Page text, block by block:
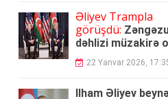
Əliyev Trampla
görüşdü:
dəhlizi müzakirə
22 Yanvar 2026,
İlham Əliyev